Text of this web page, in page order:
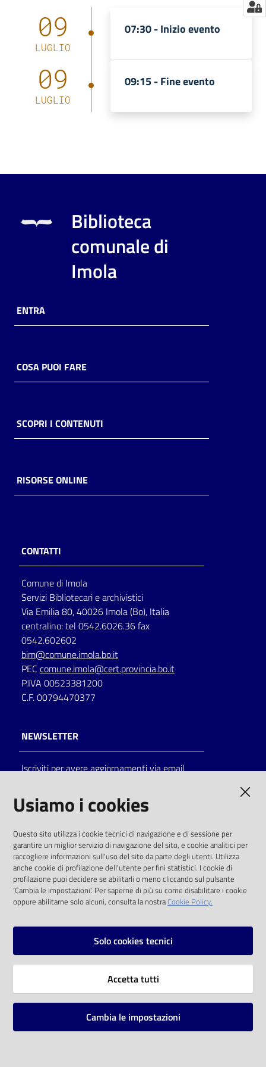
09
LUGLIO
07:30 -Inizio evento
09
LUGLIO
09:15 -Fine evento
Biblioteca
comunale di
Imola
ENTRA
COSA PUOI FARE
SCOPRI I CONTENUTI
RISORSE ONLINE
CONTATTI
Comune di Imola
Servizi Bibliotecari e archivistici
Via Emilia 80, 40026 Imola (Bo), Italia
centralino: tel 0542.6026.36 fax
0542.602602
bim@comune.imola.bo.it
PEC comune.imola@cert.provincia.bo.it
P.IVA 00523381200
C.F. 00794470377
NEWSLETTER
Iscriviti per avere aggiornamenti via email
solo alle condizioni previste dalla direttiva
comunitaria 2003/98/CE e dal d.lgs. 36/2006
SOCIAL
Instagram
Vai alla pagina
Mappa del sito
Usiamo i cookies
Questo sito utilizza i cookie tecnici di navigazione e di sessione per
garantire un miglior servizio di navigazione del sito, e cookie analitici per
raccogliere informazioni sull'uso del sito da parte degli utenti. Utilizza
anche cookie di profilazione dell'utente per fini statistici. I cookie di
profilazione puoi decidere se abilitarli o meno cliccando sul pulsante
'Cambia le impostazioni'. Per saperne di più su come disabilitare i cookie
oppure abilitarne solo alcuni, consulta la nostraCookie Policy.
Solo cookies tecnici
Accetta tutti
Cambia le impostazioni